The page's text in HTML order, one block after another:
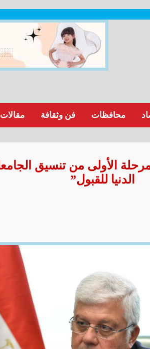
مقالات فن وثقافة محافظات
الدنيا للقبول”